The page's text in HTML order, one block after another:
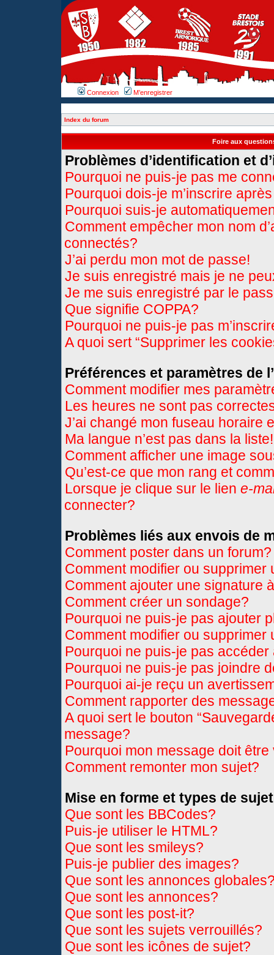
Connexion M’enregistrer
Index du forum
Foire aux
Problèmes d’identification et
Pourquoi ne puis-je pas me
Pourquoi dois-je m’inscrire
Pourquoi suis-je
Comment empêcher mon nom
connectés?
J’ai perdu mon mot de passe!
Je suis enregistré mais je ne
Je me suis enregistré par le
Que signifie COPPA?
Pourquoi ne puis-je pas
A quoi sert “Supprimer les
Préférences et paramètres de
Comment modifier mes
Les heures ne sont pas
J’ai changé mon fuseau horaire
Ma langue n’est pas dans la liste!
Comment afficher une image
Qu’est-ce que mon rang et
Lorsque je clique sur le lien e-
connecter?
Problèmes liés aux envois de
Comment poster dans un forum?
Comment modifier ou supprimer
Comment ajouter une signature
Comment créer un sondage?
Pourquoi ne puis-je pas ajouter
Comment modifier ou supprimer
Pourquoi ne puis-je pas accéder
Pourquoi ne puis-je pas joindre
Pourquoi ai-je reçu un
Comment rapporter des
A quoi sert le bouton
message?
Pourquoi mon message doit être
Comment remonter mon sujet?
Mise en forme et types de sujet
Que sont les BBCodes?
Puis-je utiliser le HTML?
Que sont les smileys?
Puis-je publier des images?
Que sont les annonces
Que sont les annonces?
Que sont les post-it?
Que sont les sujets verrouillés?
Que sont les icônes de sujet?